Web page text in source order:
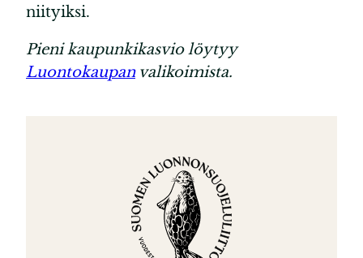
niityiksi.
Pieni kaupunkikasvio löytyy
Luontokaupanvalikoimista.